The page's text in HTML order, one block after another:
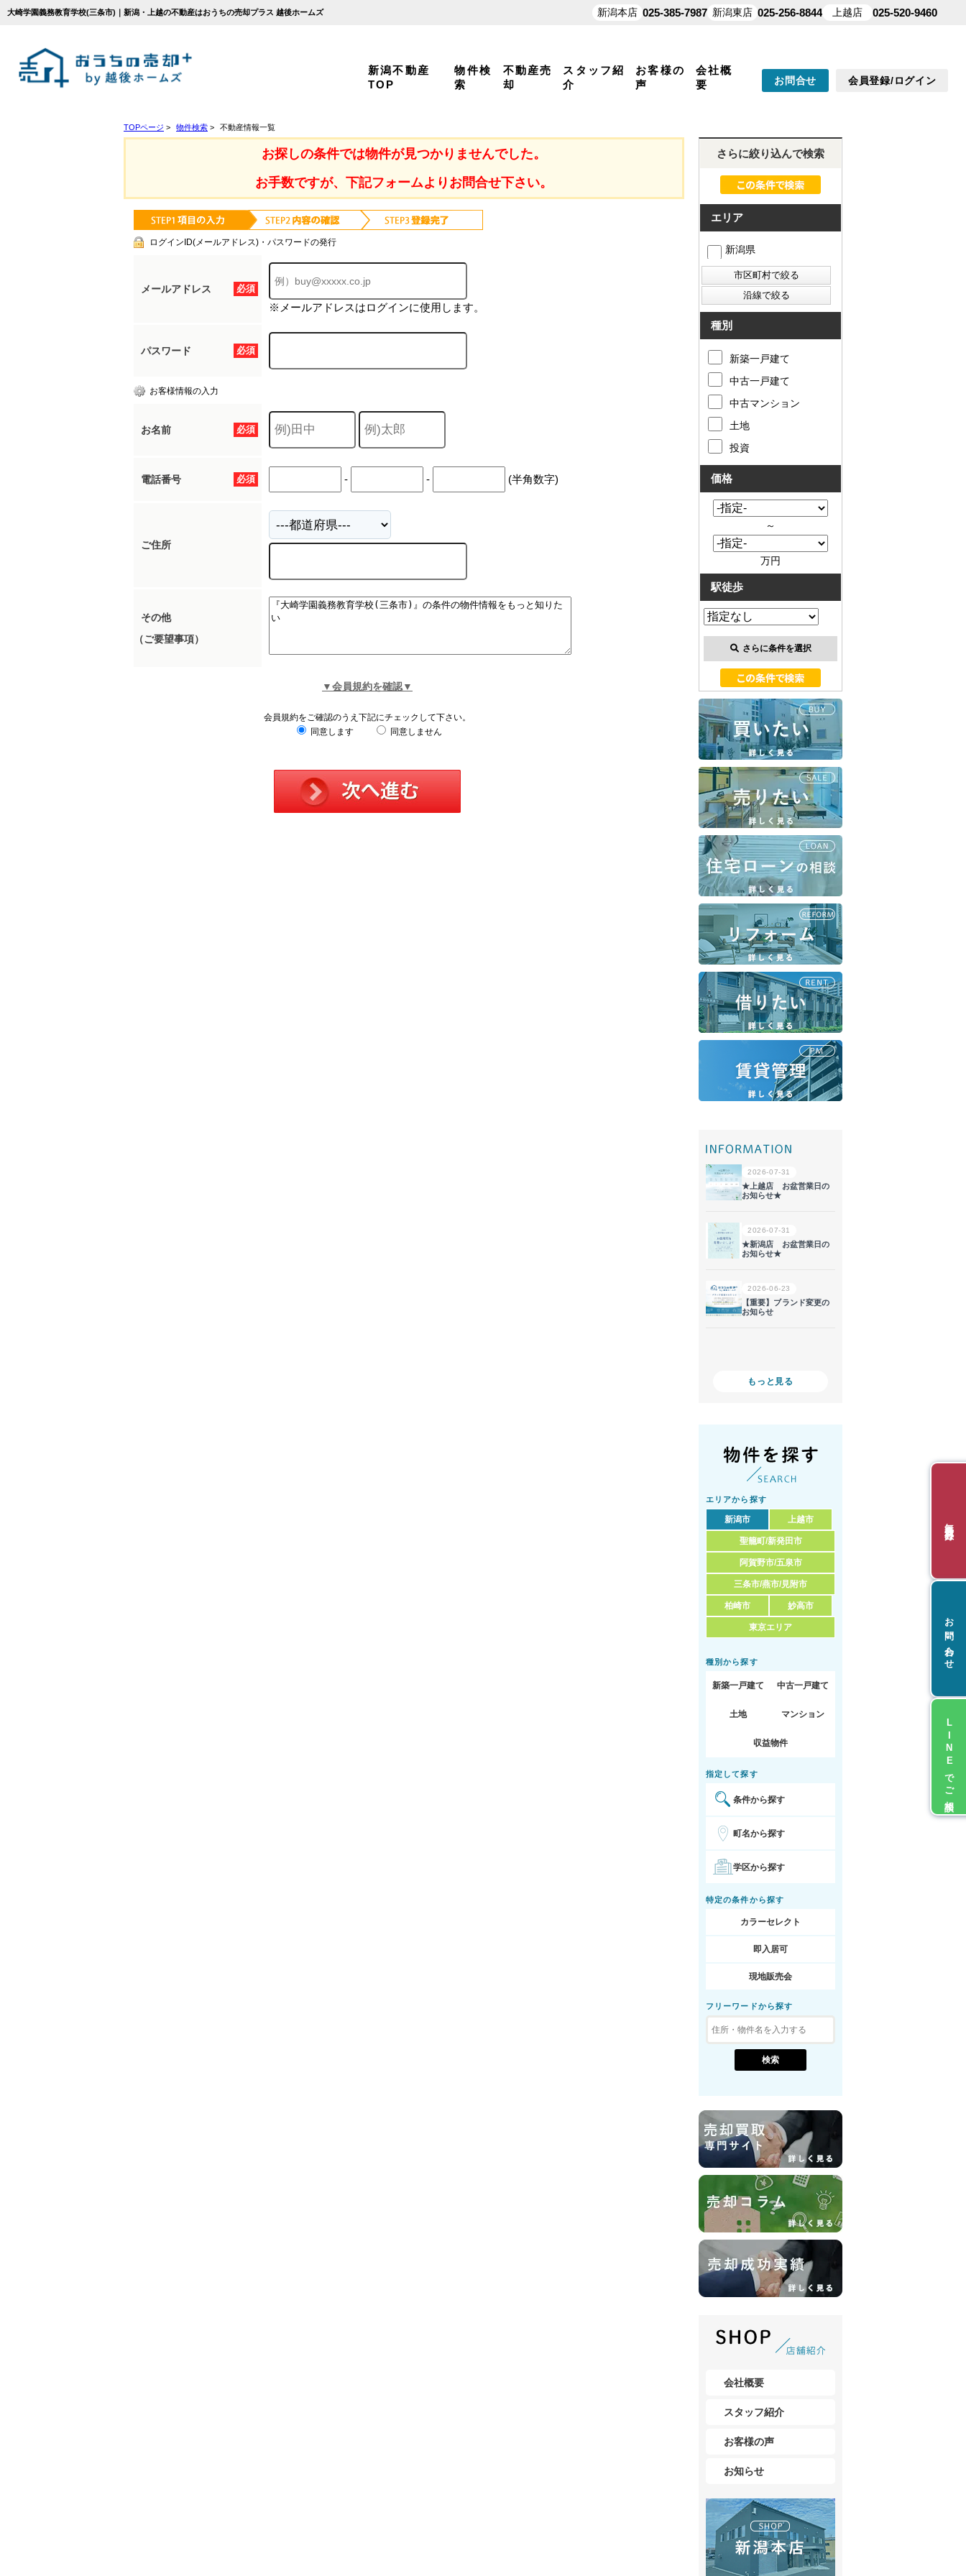
大崎学園義務教育学校(三条市)｜新潟・上越の不動産はおうちの売却プラス 越後ホームズ
新潟不動産
TOP
物件検
索
不動産売
却
スタッフ紹
介
お客様の
声
会社概
要
お問合せ 会員登録/ログイン
TOPページ > 物件検索 > 不動産情報一覧
お探しの条件では物件が見つかりませんでした。
お手数ですが、下記フォームよりお問合せ下さい。
ログインID(メールアドレス)・パスワードの発行
必須
メールアドレス
※メールアドレスはログインに使用します。
必須
パスワード
お客様情報の入力
必須
お名前
必須
電話番号 - - (半角数字)
ご住所
その他
（ご要望事項）
▼会員規約を確認▼
会員規約をご確認のうえ下記にチェックして下さい。
同意します
同意しません
さらに絞り込んで検索
エリア
新潟県
種別
新築一戸建て
中古一戸建て
中古マンション
土地
投資
価格
～
万円
駅徒歩
さらに条件を選択
もっと見る
エリアから探す
新潟市 上越市
聖籠町/新発田市
阿賀野市/五泉市
三条市/燕市/見附市
柏崎市 妙高市
東京エリア
種別から探す
新築一戸建て 中古一戸建て
土地 マンション
収益物件
指定して探す
条件から探す
町名から探す
学区から探す
特定の条件から探す
カラーセレクト
即入居可
現地販売会
フリーワードから探す
会社概要
スタッフ紹介
お客様の声
お知らせ
新潟本店 025-385-7987 新潟東店 025-256-8844 上越店 025-520-9460
お問い合わせ
LINEでご相談